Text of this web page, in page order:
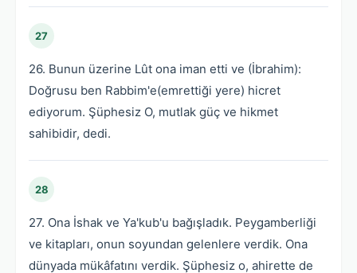
27
26. Bunun üzerine Lût ona iman etti ve (İbrahim):
Doğrusu ben Rabbim'e(emrettiği yere) hicret
ediyorum. Şüphesiz O, mutlak güç ve hikmet
sahibidir, dedi.
28
27. Ona İshak ve Ya'kub'u bağışladık. Peygamberliği
ve kitapları, onun soyundan gelenlere verdik. Ona
dünyada mükâfatını verdik. Şüphesiz o, ahirette de